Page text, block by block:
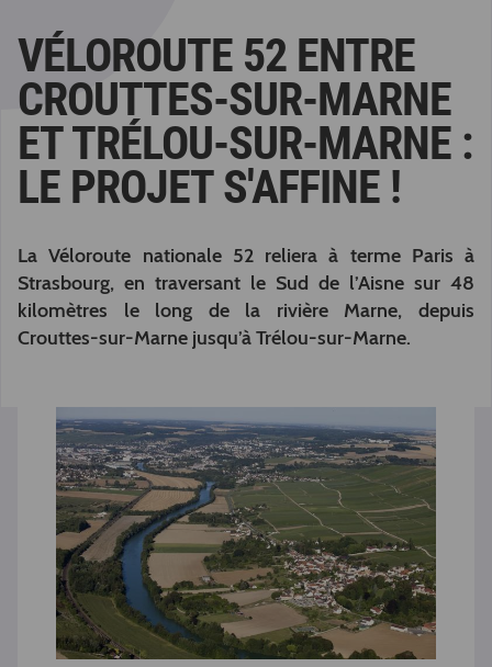
VÉLOROUTE 52 ENTRE
CROUTTES-SUR-MARNE
ET TRÉLOU-SUR-MARNE :
LE PROJET S'AFFINE !
La Véloroute nationale 52 reliera à terme Paris à
Strasbourg, en traversant le Sud de l’Aisne sur 48
kilomètres le long de la rivière Marne, depuis
Crouttes-sur-Marne jusqu’à Trélou-sur-Marne.